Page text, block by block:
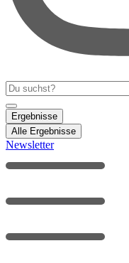
Search
...
Ergebnisse
Alle Ergebnisse
Newsletter